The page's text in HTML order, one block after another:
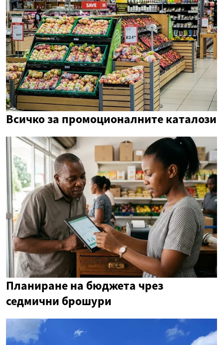
Всичко за промоционалните каталози
Планиране на бюджета чрез
седмични брошури